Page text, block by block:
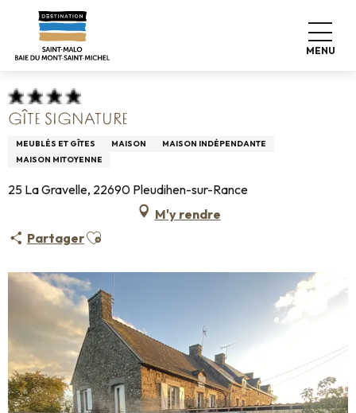
contenu
MENU
Accueil Pro & Presse
Hébergements Infos +
Meublés de tourisme
GÎTE SIGNATURE
MEUBLÉS ET GÎTES MAISON
MAISON INDÉPENDANTE
MAISON MITOYENNE
25 La Gravelle, 22690 Pleudihen-sur-Rance
M'y rendre
PartagerAjouter aux favoris